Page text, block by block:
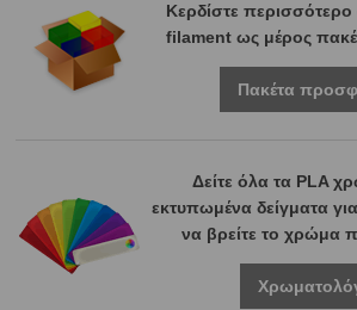
Κερδίστε
filament ως μέρος
Πακέτα
Δείτε όλα τα PLA
εκτυπωμένα δείγματα
να βρείτε το χρώμα